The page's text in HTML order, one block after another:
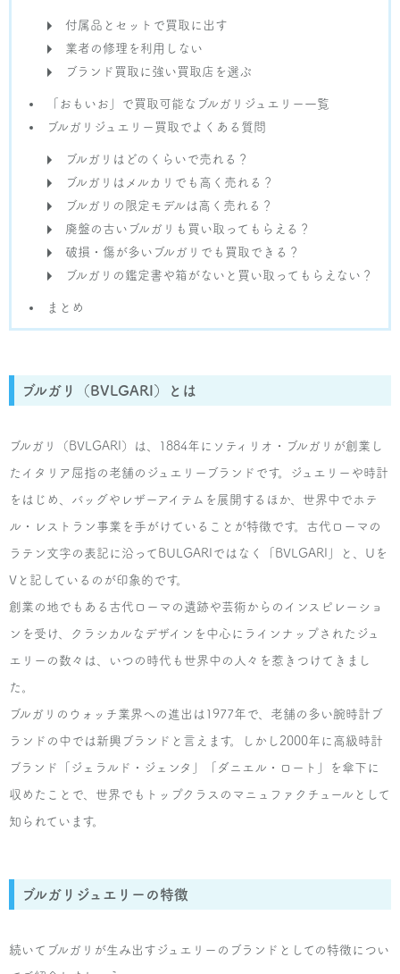
エタニティ・リング ウェディング リング
ブルガリ
10PD
スピガ ウェディング リング
デディカータ・ア・ヴェネチア ウェディング
リング
ブルガリ
フェディ ウェディング リング パヴェ
¥40,000
ブルガリ
フェディ ウェディング リング
¥25,000
ブルガリ
フェディ ウェディング リング1PD
¥25,000
フェディ リング
付属品とセットで買取に出す
業者の修理を利用しない
ブランド買取に強い買取店を選ぶ
「おもいお」で買取可能なブルガリジュエリー一覧
ブルガリジュエリー買取でよくある質問
ブルガリはどのくらいで売れる？
ブルガリはメルカリでも高く売れる？
ブルガリの限定モデルは高く売れる？
廃盤の古いブルガリも買い取ってもらえる？
破損・傷が多いブルガリでも買取できる？
ブルガリの鑑定書や箱がないと買い取ってもらえない？
まとめ
ブルガリ（BVLGARI）とは
ブルガリ（BVLGARI）は、1884年にソティリオ・ブルガリが創業し
たイタリア屈指の老舗のジュエリーブランドです。ジュエリーや時計
をはじめ、バッグやレザーアイテムを展開するほか、世界中でホテ
ル・レストラン事業を手がけていることが特徴です。古代ローマの
ラテン文字の表記に沿ってBULGARIではなく「BVLGARI」と、Uを
Vと記しているのが印象的です。
創業の地でもある古代ローマの遺跡や芸術からのインスピレーショ
ンを受け、クラシカルなデザインを中心にラインナップされたジュ
エリーの数々は、いつの時代も世界中の人々を惹きつけてきまし
た。
ブルガリのウォッチ業界への進出は1977年で、老舗の多い腕時計ブ
ランドの中では新興ブランドと言えます。しかし2000年に高級時計
ブランド「ジェラルド・ジェンタ」「ダニエル・ロート」を傘下に
収めたことで、世界でもトップクラスのマニュファクチュールとして
知られています。
ブルガリジュエリーの特徴
続いてブルガリが生み出すジュエリーのブランドとしての特徴につい